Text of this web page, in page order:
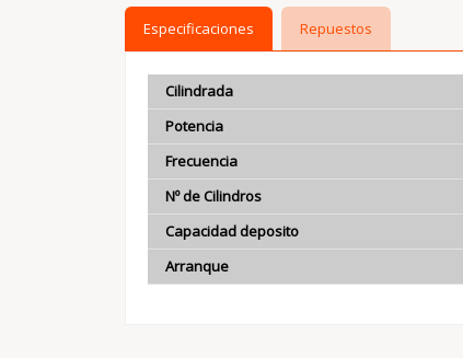
Especificaciones Repuestos
Cilindrada
Potencia
Frecuencia
Nº de Cilindros
Capacidad deposito
Arranque